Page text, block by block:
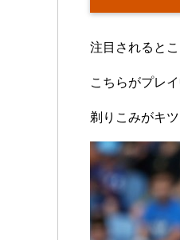
注目されると
こちらがプレ
剃りこみがキ